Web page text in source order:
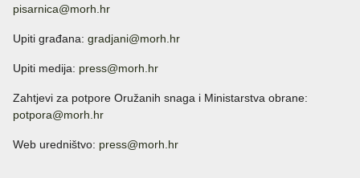
pisarnica@morh.hr
Upiti građana: gradjani@morh.hr
Upiti medija: press@morh.hr
Zahtjevi za potpore Oružanih snaga i Ministarstva obrane:
potpora@morh.hr
Web uredništvo: press@morh.hr